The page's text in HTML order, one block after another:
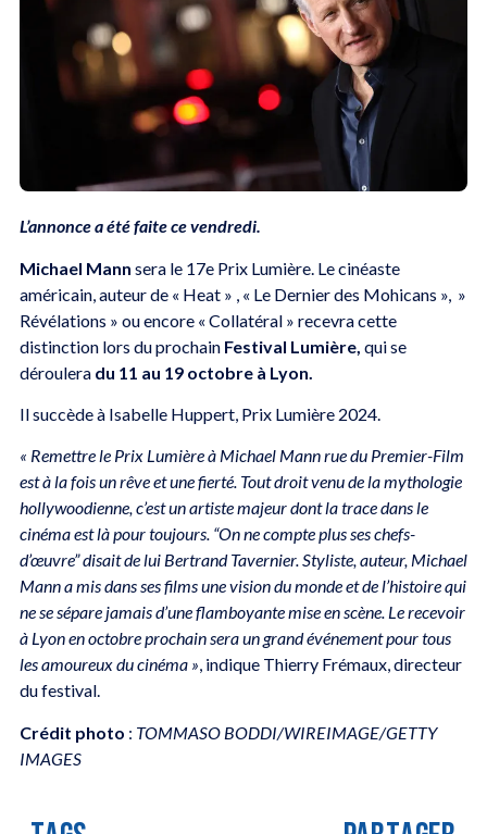
L’annonce a été faite ce vendredi.
Michael Mann sera le 17e Prix Lumière. Le cinéaste
américain, auteur de « Heat » , « Le Dernier des Mohicans », »
Révélations » ou encore « Collatéral » recevra cette
distinction lors du prochain Festival Lumière, qui se
déroulera du 11 au 19 octobre à Lyon.
Il succède à Isabelle Huppert, Prix Lumière 2024.
« Remettre le Prix Lumière à Michael Mann rue du Premier-Film
est à la fois un rêve et une fierté. Tout droit venu de la mythologie
hollywoodienne, c’est un artiste majeur dont la trace dans le
cinéma est là pour toujours. “On ne compte plus ses chefs-
d’œuvre” disait de lui Bertrand Tavernier. Styliste, auteur, Michael
Mann a mis dans ses films une vision du monde et de l’histoire qui
ne se sépare jamais d’une flamboyante mise en scène. Le recevoir
à Lyon en octobre prochain sera un grand événement pour tous
les amoureux du cinéma », indique Thierry Frémaux, directeur
du festival.
Crédit photo : TOMMASO BODDI/WIREIMAGE/GETTY
IMAGES